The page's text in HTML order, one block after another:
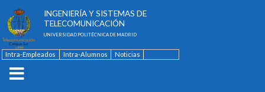
INGENIERÍA Y SISTEMAS DE
TELECOMUNICACIÓN
UNIVERSIDAD POLITÉCNICA DE MADRID
Intra-Empleados Intra-Alumnos
Noticias